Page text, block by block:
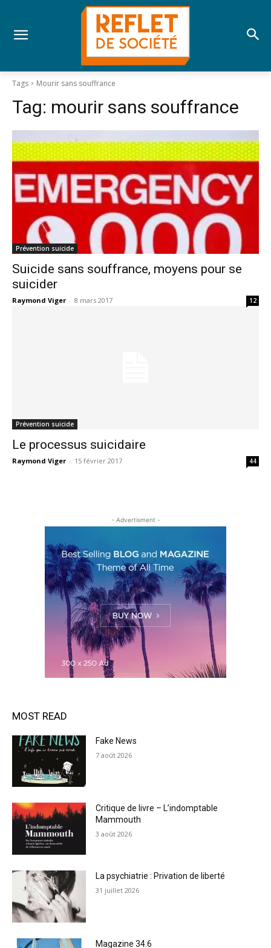
Tags Mourir sans souffrance
Tag: mourir sans souffrance
Prévention suicide
Suicide sans souffrance, moyens pour se
suicider
Raymond Viger - 8 mars 2017 12
Prévention suicide
Le processus suicidaire
Raymond Viger - 15 février 2017 44
- Advertisment -
MOST READ
Fake News
7 août 2026
Critique de livre – L’indomptable
Mammouth
3 août 2026
La psychiatrie : Privation de liberté
31 juillet 2026
Magazine 34.6